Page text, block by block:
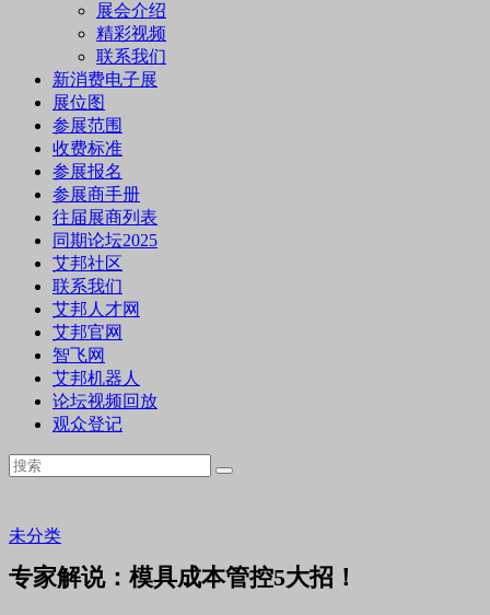
展会介绍
精彩视频
联系我们
新消费电子展
展位图
参展范围
收费标准
参展报名
参展商手册
往届展商列表
同期论坛2025
艾邦社区
联系我们
艾邦人才网
艾邦官网
智飞网
艾邦机器人
论坛视频回放
观众登记
未分类
专家解说：模具成本管控5大招！